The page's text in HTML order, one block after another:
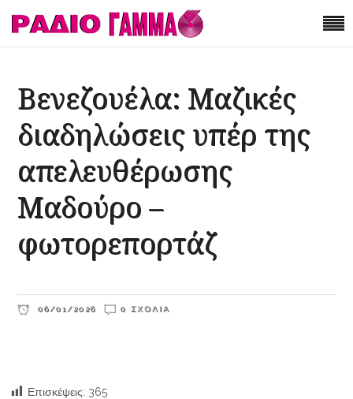
Βενεζουέλα: Μαζικές
διαδηλώσεις υπέρ της
απελευθέρωσης
Μαδούρο –
φωτορεπορτάζ
06/01/2026 0 ΣΧΌΛΙΑ
Επισκέψεις: 365